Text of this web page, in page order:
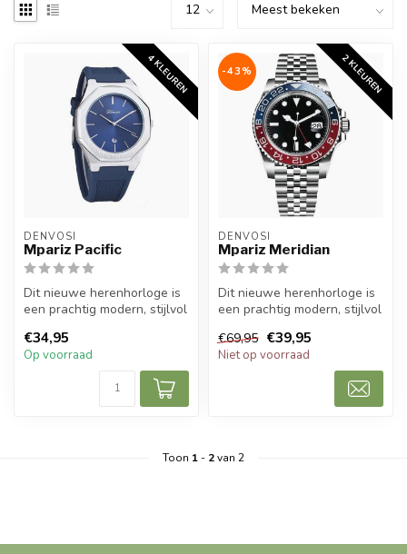
4 KLEUREN
DENVOSI
Mpariz Pacific
Dit nieuwe herenhorloge is
een prachtig modern, stijlvol
€34,95
Op voorraad
2 KLEUREN
-43%
DENVOSI
Mpariz Meridian
Dit nieuwe herenhorloge is
een prachtig modern, stijlvol
€69,95 €39,95
Niet op voorraad
Toon 1- 2van 2